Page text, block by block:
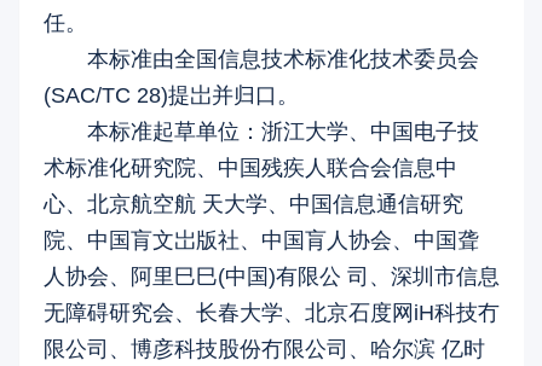
任。
本标准由全国信息技术标准化技术委员会
(SAC/TC 28)提岀并归口。
本标准起草单位：浙江大学、中国电子技
术标准化研究院、中国残疾人联合会信息中
心、北京航空航 天大学、中国信息通信研究
院、中国肓文岀版社、中国肓人协会、中国聋
人协会、阿里巳巳(中国)有限公 司、深圳市信息
无障碍研究会、长春大学、北京石度网iH科技冇
限公司、博彦科技股份冇限公司、哈尔滨 亿时